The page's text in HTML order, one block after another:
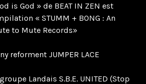
is God » de BEAT IN ZEN est
« STUMM + BONG : An
to Mute Records»
reforment JUMPER LACE
Landais S.B.E. UNITED (Stop